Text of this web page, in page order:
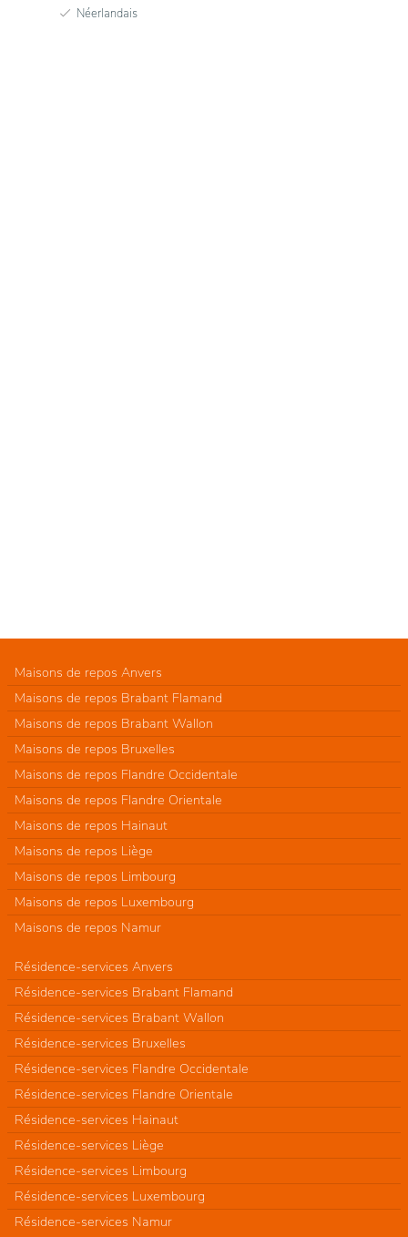
Néerlandais
Maisons de repos Anvers
Maisons de repos Brabant Flamand
Maisons de repos Brabant Wallon
Maisons de repos Bruxelles
Maisons de repos Flandre Occidentale
Maisons de repos Flandre Orientale
Maisons de repos Hainaut
Maisons de repos Liège
Maisons de repos Limbourg
Maisons de repos Luxembourg
Maisons de repos Namur
Résidence-services Anvers
Résidence-services Brabant Flamand
Résidence-services Brabant Wallon
Résidence-services Bruxelles
Résidence-services Flandre Occidentale
Résidence-services Flandre Orientale
Résidence-services Hainaut
Résidence-services Liège
Résidence-services Limbourg
Résidence-services Luxembourg
Résidence-services Namur